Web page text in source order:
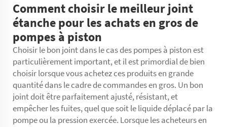
Comment choisir le meilleur joint
étanche pour les achats en gros de
pompes à piston
Choisir le bon joint dans le cas des pompes à piston est
particulièrement important, et il est primordial de bien
choisir lorsque vous achetez ces produits en grande
quantité dans le cadre de commandes en gros. Un bon
joint doit être parfaitement ajusté, résistant, et
empêcher les fuites, quel que soit le liquide déplacé par la
pompe ou la pression exercée. Lorsque les acheteurs en